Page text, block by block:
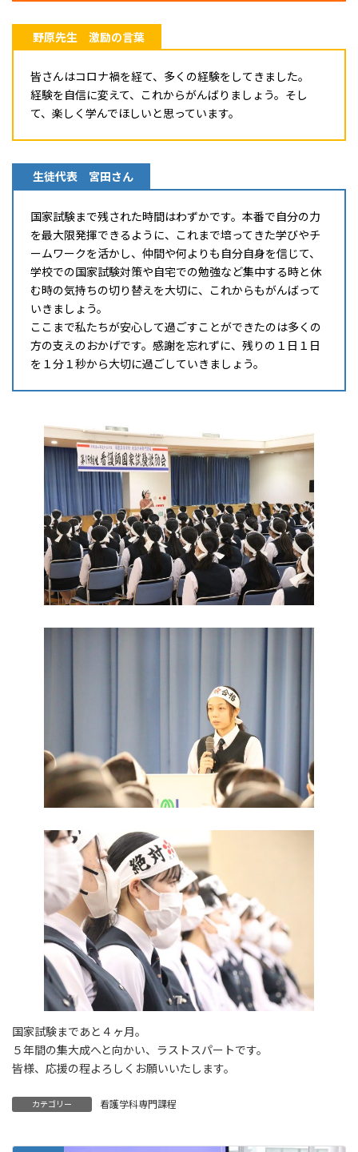
野原先生 激励の言葉
皆さんはコロナ禍を経て、多くの経験をしてきました。
経験を自信に変えて、これからがんばりましょう。そし
て、楽しく学んでほしいと思っています。
生徒代表 宮田さん
国家試験まで残された時間はわずかです。本番で自分の力
を最大限発揮できるように、これまで培ってきた学びやチ
ームワークを活かし、仲間や何よりも自分自身を信じて、
学校での国家試験対策や自宅での勉強など集中する時と休
む時の気持ちの切り替えを大切に、これからもがんばって
いきましょう。
ここまで私たちが安心して過ごすことができたのは多くの
方の支えのおかげです。感謝を忘れずに、残りの１日１日
を１分１秒から大切に過ごしていきましょう。
国家試験まであと４ヶ月。
５年間の集大成へと向かい、ラストスパートです。
皆様、応援の程よろしくお願いいたします。
カテゴリー 看護学科専門課程